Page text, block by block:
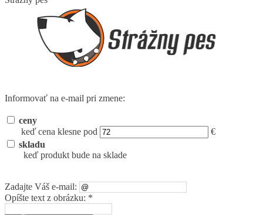
Informovať na e-mail pri zmene:
ceny
keď cena klesne pod
€
skladu
keď produkt bude na sklade
Zadajte Váš e-mail:
Opíšte text z obrázku: *